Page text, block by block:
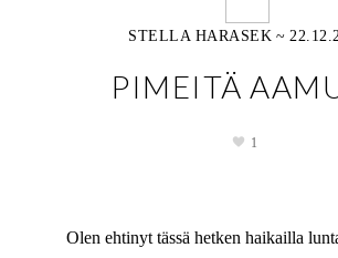
STELLA HARASEK ~
PIMEITÄ
1
Olen ehtinyt tässä hetken haikailla